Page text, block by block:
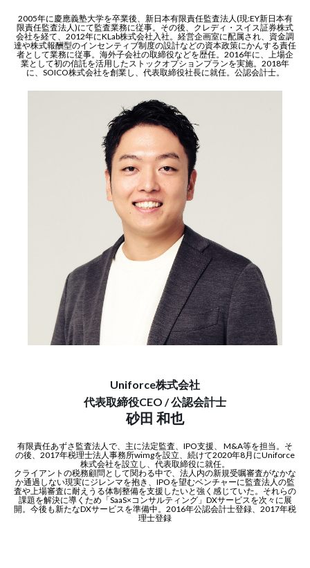
2005年に慶應義塾大学を卒業後、新日本有限責任監査法人(現:EY新日本有
限責任監査法人)にて監査業務に従事。その後、クレディ・スイス証券株式
会社を経て、2012年にKLab株式会社入社。経営企画室に配属され、資金調
達や株式報酬型のインセンティブ制度の設計などの資本政策にかんする責任
者として業務に従事。海外子会社の取締役などを歴任。2016年に、上場企
業として初の信託を活用したストックオプションプランを実施。2018年
に、SOICO株式会社を創業し、代表取締役社長に就任。公認会計士。
Uniforce株式会社
代表取締役CEO / 公認会計士
砂田 和也
有限責任あずさ監査法人で、主に法定監査、IPO支援、 M&A等を担当。そ
の後、2017年税理士法人事務所wimgを設立、続けて2020年8月にUniforce
株式会社を設立し、代表取締役に就任。
クライアントの税務顧問として関わる中で、法人内の新規受嘱審査がなかな
か通過しない現実にジレンマを抱き、IPOを望むベンチャーに監査法人の監
査や上場審査に耐えうる体制整備を支援したいと強く感じていた。それらの
課題を解決に導くため「SaaS×コンサルティング」DXサービスを次々に展
開。今後も新たなDXサービスを準備中。2016年公認会計士登録、2017年税
理士登録